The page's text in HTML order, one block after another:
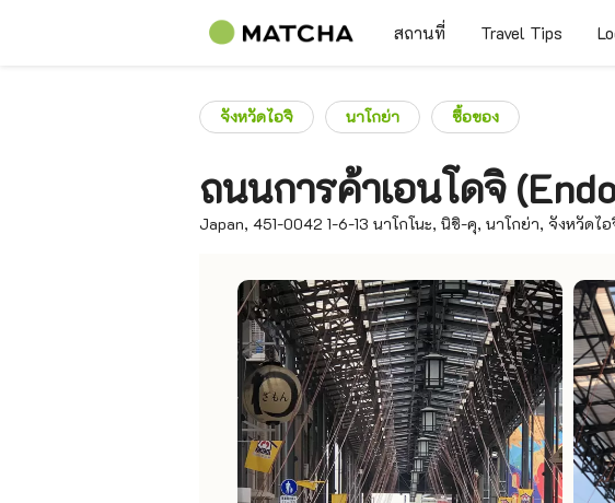
สถานที่ Travel Tips
จังหวัดไอจิ นาโกย่า ซื้อของ
ถนนการค้าเอนโดจิ
Japan, 451-0042 1-6-13 นาโกโนะ, นิชิ-คุ, นาโกย่า, จังหวัดไอ